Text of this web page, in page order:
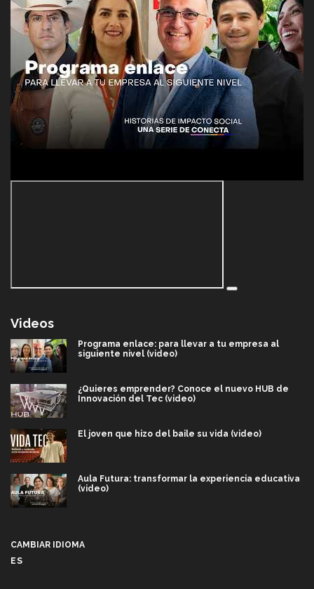
Videos
Programa enlace: para llevar a tu empresa al
siguiente nivel (video)
¿Quieres emprender? Conoce el nuevo HUB de
Innovación del Tec (video)
El joven que hizo del baile su vida (video)
Aula Futura: transformar la experiencia educativa
(video)
CAMBIAR IDIOMA
ES